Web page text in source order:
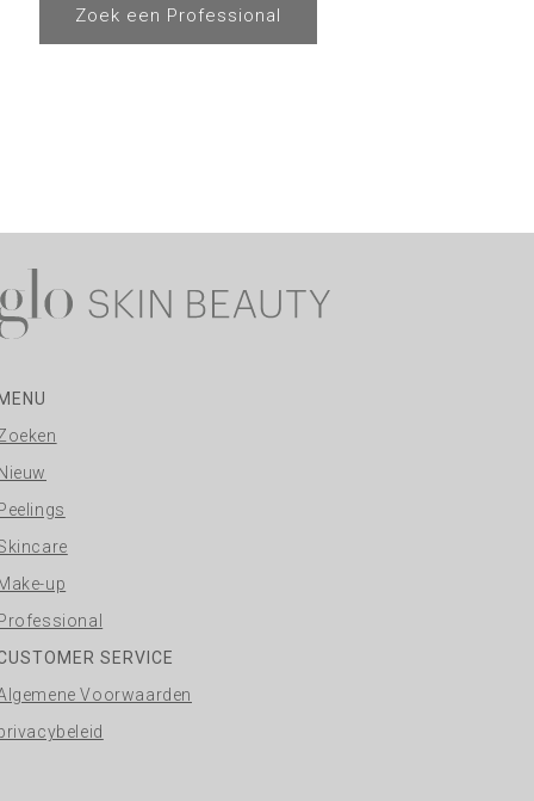
Zoek een Professional
up
SERVICE
Voorwaarden